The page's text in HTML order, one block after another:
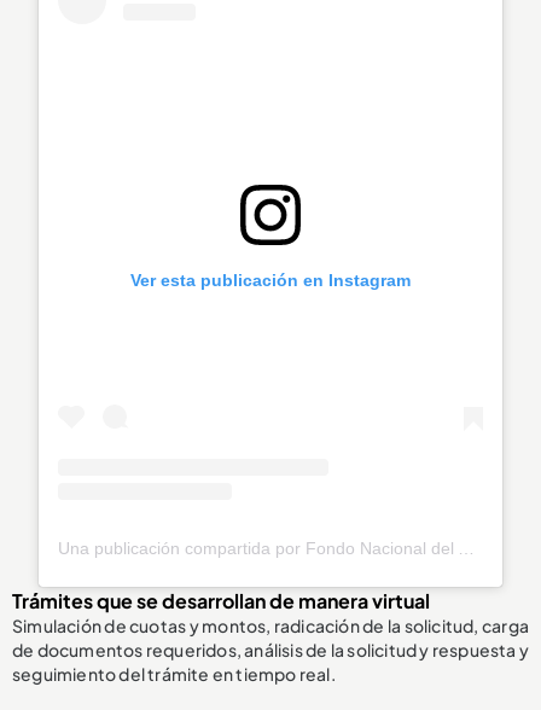
Ver esta publicación en Instagram
Una publicación compartida por Fondo Nacional del Ahorro (@fnaahorro)
Trámites que se desarrollan de manera virtual
Simulación de cuotas y montos, radicación de la solicitud, carga
de documentos requeridos, análisis de la solicitud y respuesta y
seguimiento del trámite en tiempo real.